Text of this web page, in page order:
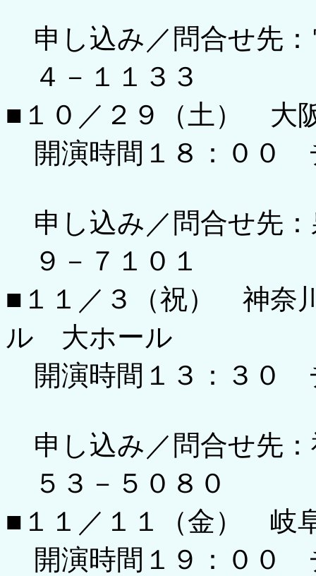
申し込み／問合せ先
４－１１３３
■１０／２９（土） 大
開演時間１８：００
申し込み／問合せ先
９－７１０１
■１１／３（祝） 神奈
ル 大ホール
開演時間１３：３０
申し込み／問合せ先
５３－５０８０
■１１／１１（金） 岐
開演時間１９：００